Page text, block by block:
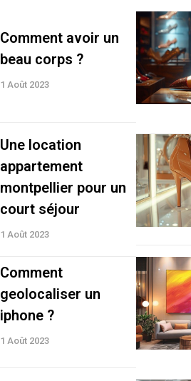
Comment avoir un
beau corps ?
1 Août 2023
Une location
appartement
montpellier pour un
court séjour
1 Août 2023
Comment
geolocaliser un
iphone ?
1 Août 2023